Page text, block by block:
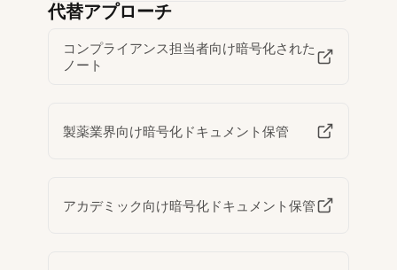
代替アプローチ
コンプライアンス担当者向け暗号化された
ノート
製薬業界向け暗号化ドキュメント保管
アカデミック向け暗号化ドキュメント保管